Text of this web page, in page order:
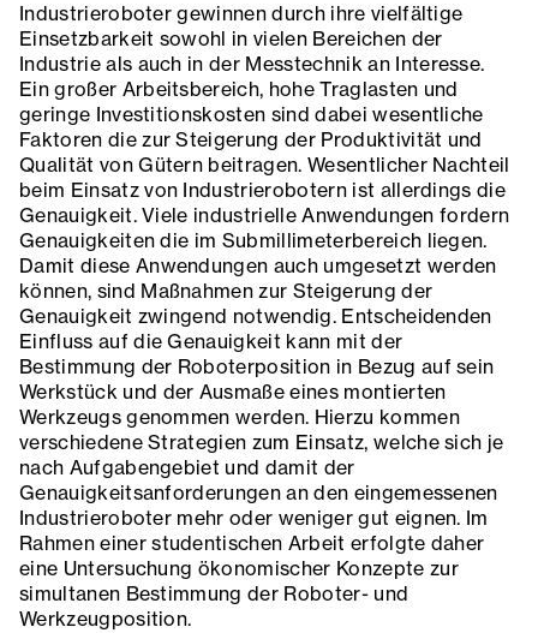
Industrieroboter gewinnen durch ihre vielfältige
Einsetzbarkeit sowohl in vielen Bereichen der
Industrie als auch in der Messtechnik an Interesse.
Ein großer Arbeitsbereich, hohe Traglasten und
geringe Investitionskosten sind dabei wesentliche
Faktoren die zur Steigerung der Produktivität und
Qualität von Gütern beitragen. Wesentlicher Nachteil
beim Einsatz von Industrierobotern ist allerdings die
Genauigkeit. Viele industrielle Anwendungen fordern
Genauigkeiten die im Submillimeterbereich liegen.
Damit diese Anwendungen auch umgesetzt werden
können, sind Maßnahmen zur Steigerung der
Genauigkeit zwingend notwendig. Entscheidenden
Einfluss auf die Genauigkeit kann mit der
Bestimmung der Roboterposition in Bezug auf sein
Werkstück und der Ausmaße eines montierten
Werkzeugs genommen werden. Hierzu kommen
verschiedene Strategien zum Einsatz, welche sich je
nach Aufgabengebiet und damit der
Genauigkeitsanforderungen an den eingemessenen
Industrieroboter mehr oder weniger gut eignen. Im
Rahmen einer studentischen Arbeit erfolgte daher
eine Untersuchung ökonomischer Konzepte zur
simultanen Bestimmung der Roboter- und
Werkzeugposition.